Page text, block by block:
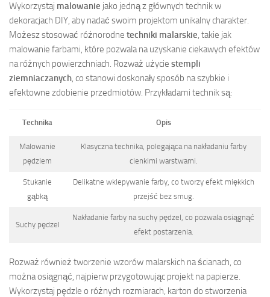
Wykorzystaj malowanie jako jedną z głównych technik w
dekoracjach DIY, aby nadać swoim projektom unikalny charakter.
Możesz stosować różnorodne techniki malarskie, takie jak
malowanie farbami, które pozwala na uzyskanie ciekawych efektów
na różnych powierzchniach. Rozważ użycie stempli
ziemniaczanych, co stanowi doskonały sposób na szybkie i
efektowne zdobienie przedmiotów. Przykładami technik są:
Technika Opis
Malowanie
pędzlem
Klasyczna technika, polegająca na nakładaniu farby
cienkimi warstwami.
Stukanie
gąbką
Delikatne wklepywanie farby, co tworzy efekt miękkich
przejść bez smug.
Suchy pędzel
Nakładanie farby na suchy pędzel, co pozwala osiągnąć
efekt postarzenia.
Rozważ również tworzenie wzorów malarskich na ścianach, co
można osiągnąć, najpierw przygotowując projekt na papierze.
Wykorzystaj pędzle o różnych rozmiarach, karton do stworzenia